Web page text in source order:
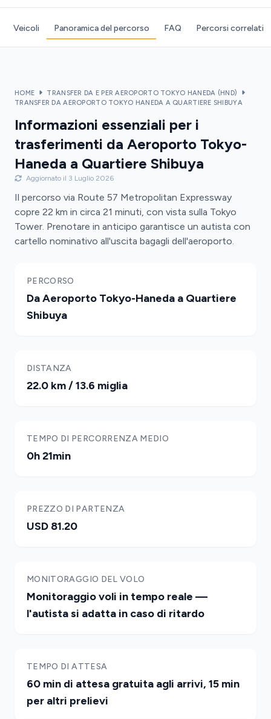
Veicoli Panoramica del percorso FAQ Percorsi correlati
HOME
TRANSFER DA E PER AEROPORTO TOKYO HANEDA (HND)
TRANSFER DA AEROPORTO TOKYO HANEDA A QUARTIERE SHIBUYA
Informazioni essenziali per i
trasferimenti da Aeroporto Tokyo-
Haneda a Quartiere Shibuya
Aggiornato il 3 Luglio 2026
Il percorso via Route 57 Metropolitan Expressway
copre 22 km in circa 21 minuti, con vista sulla Tokyo
Tower. Prenotare in anticipo garantisce un autista con
cartello nominativo all'uscita bagagli dell'aeroporto.
PERCORSO
Da Aeroporto Tokyo-Haneda a Quartiere
Shibuya
DISTANZA
22.0 km / 13.6 miglia
TEMPO DI PERCORRENZA MEDIO
0h 21min
PREZZO DI PARTENZA
USD 81.20
MONITORAGGIO DEL VOLO
Monitoraggio voli in tempo reale —
l'autista si adatta in caso di ritardo
TEMPO DI ATTESA
60 min di attesa gratuita agli arrivi, 15 min
per altri prelievi